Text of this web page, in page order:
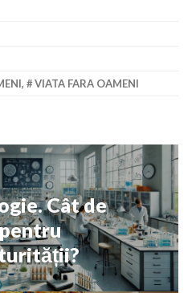
, VIATA FARA OAMENI
Cât de